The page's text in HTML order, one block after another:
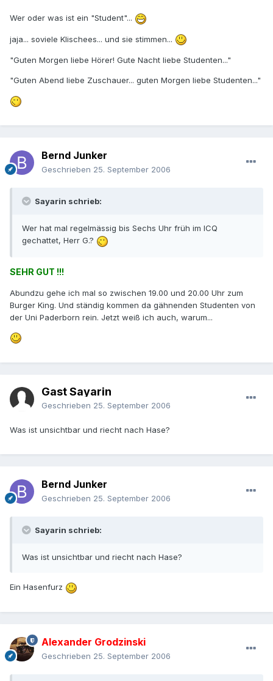
Wer oder was ist ein "Student"...
jaja... soviele Klischees... und sie stimmen...
"Guten Morgen liebe Hörer! Gute Nacht liebe Studenten..."
"Guten Abend liebe Zuschauer... guten Morgen liebe Studenten..."
Bernd Junker
Geschrieben 25. September 2006
Sayarin schrieb:
Wer hat mal regelmässig bis Sechs Uhr früh im ICQ
gechattet, Herr G.?
SEHR GUT !!!
Abundzu gehe ich mal so zwischen 19.00 und 20.00 Uhr zum
Burger King. Und ständig kommen da gähnenden Studenten von
der Uni Paderborn rein. Jetzt weiß ich auch, warum...
Gast Sayarin
Geschrieben 25. September 2006
Was ist unsichtbar und riecht nach Hase?
Bernd Junker
Geschrieben 25. September 2006
Sayarin schrieb:
Was ist unsichtbar und riecht nach Hase?
Ein Hasenfurz
Alexander Grodzinski
Geschrieben 25. September 2006